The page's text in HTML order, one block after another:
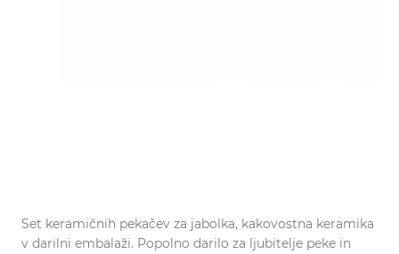
Set keramičnih pekačev za jabolka, kakovostna keramika
v darilni embalaži. Popolno darilo za ljubitelje peke in